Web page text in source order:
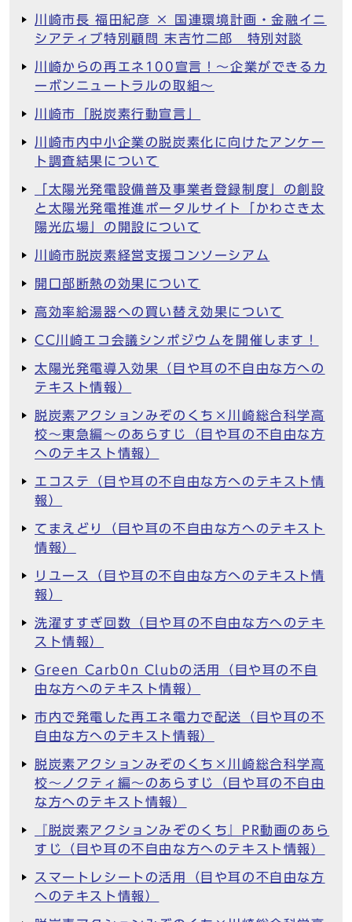
川崎市長 福田紀彦 × 国連環境計画・金融イニ
シアティブ特別顧問 末吉竹二郎 特別対談
川崎からの再エネ100宣言！～企業ができるカ
ーボンニュートラルの取組～
川崎市「脱炭素行動宣言」
川崎市内中小企業の脱炭素化に向けたアンケー
ト調査結果について
「太陽光発電設備普及事業者登録制度」の創設
と太陽光発電推進ポータルサイト「かわさき太
陽光広場」の開設について
川崎市脱炭素経営支援コンソーシアム
開口部断熱の効果について
高効率給湯器への買い替え効果について
CC川崎エコ会議シンポジウムを開催します！
太陽光発電導入効果（目や耳の不自由な方への
テキスト情報）
脱炭素アクションみぞのくち×川崎総合科学高
校～東急編～のあらすじ（目や耳の不自由な方
へのテキスト情報）
エコステ（目や耳の不自由な方へのテキスト情
報）
てまえどり（目や耳の不自由な方へのテキスト
情報）
リユース（目や耳の不自由な方へのテキスト情
報）
洗濯すすぎ回数（目や耳の不自由な方へのテキ
スト情報）
Green Carb0n Clubの活用（目や耳の不自
由な方へのテキスト情報）
市内で発電した再エネ電力で配送（目や耳の不
自由な方へのテキスト情報）
脱炭素アクションみぞのくち×川崎総合科学高
校～ノクティ編～のあらすじ（目や耳の不自由
な方へのテキスト情報）
『脱炭素アクションみぞのくち』PR動画のあら
すじ（目や耳の不自由な方へのテキスト情報）
スマートレシートの活用（目や耳の不自由な方
へのテキスト情報）